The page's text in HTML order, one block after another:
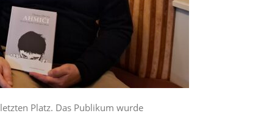
Platz. Das Publikum wurde